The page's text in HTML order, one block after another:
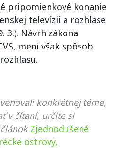
pripomienkové konanie
televízii a rozhlase
3.). Návrh zákona
mení však spôsob
konkrétnej téme,
v čítaní, určite si
Zjednodušené
ostrovy,